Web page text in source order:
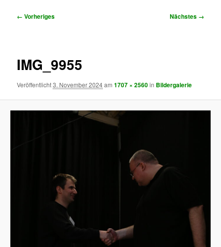
Bilder-
← Vorheriges Nächstes →
IMG_9955
Veröffentlicht3. November 2024am1707 × 2560in Bildergalerie